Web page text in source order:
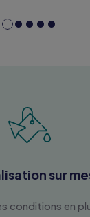
sur
conditions en